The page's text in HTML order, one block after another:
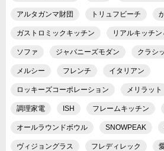
アルタガンマ財団 トリュフビーチ
ガストロミックキッチン リアルキッチ
ソファ ジャパニーズモダン クラシ
メルシー フレンチ イタリアン
ロッキーズコーポレーション メリラット
調理家電 ISH フレームキッチン
オールラウンドボウル SNOWPEAK
ヴィジョングラス フレディレック